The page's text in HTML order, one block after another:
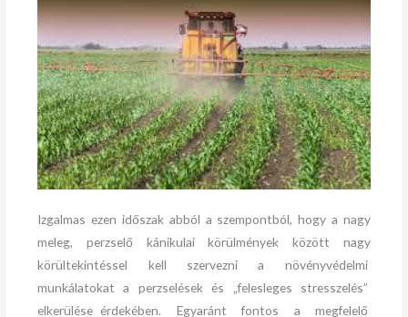
Izgalmas ezen időszak abból a szempontból, hogy a nagy
meleg, perzselő kánikulai körülmények között nagy
körültekintéssel kell szervezni a növényvédelmi
munkálatokat a perzselések és „felesleges stresszelés”
elkerülése érdekében. Egyaránt fontos a megfelelő